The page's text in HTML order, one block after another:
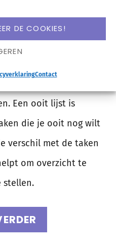
DE COOKIES!
Contact
er
hebben
Een ooit lijst is
die je ooit nog wilt
verschil met de taken
om overzicht te
stellen.